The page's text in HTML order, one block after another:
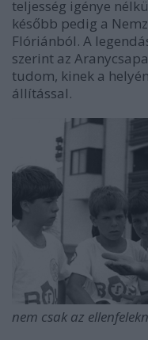
teljesség igénye
később pedig a
Flóriánból. A
szerint az
tudom, kinek a
állítással.
nem csak az